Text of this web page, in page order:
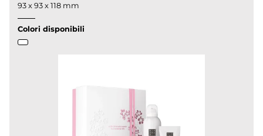
93 x 93 x 118 mm
Colori disponibili